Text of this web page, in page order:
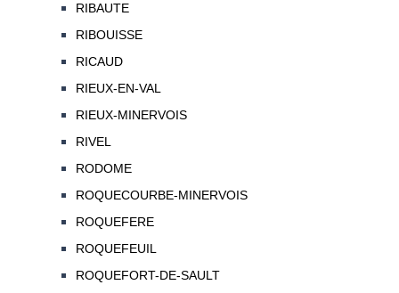
RIBAUTE
RIBOUISSE
RICAUD
RIEUX-EN-VAL
RIEUX-MINERVOIS
RIVEL
RODOME
ROQUECOURBE-MINERVOIS
ROQUEFERE
ROQUEFEUIL
ROQUEFORT-DE-SAULT